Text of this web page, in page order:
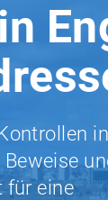
in
für eine